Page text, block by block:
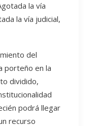
la vía
la vía judicial,
del
porteño en la
dividido,
podrá llegar
recurso